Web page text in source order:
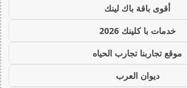
أقوى باقة باك لينك
خدمات با كلينك 2026
موقع تجاربنا تجارب الحياه
ديوان العرب